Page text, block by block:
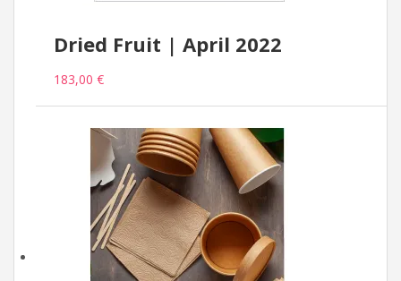
Dried Fruit | April 2022
183,00 €